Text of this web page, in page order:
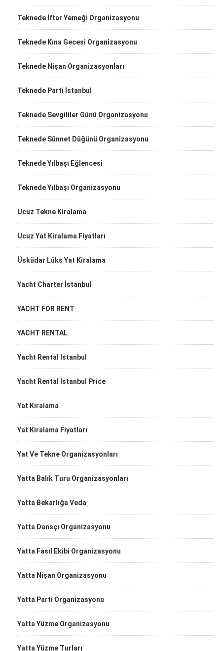
Teknede İftar Yemeği Organizasyonu
Teknede Kına Gecesi Organizasyonu
Teknede Nişan Organizasyonları
Teknede Parti İstanbul
Teknede Sevgililer Günü Organizasyonu
Teknede Sünnet Düğünü Organizasyonu
Teknede Yılbaşı Eğlencesi
Teknede Yılbaşı Organizasyonu
Ucuz Tekne Kiralama
Ucuz Yat Kiralama Fiyatları
Üsküdar Lüks Yat Kiralama
Yacht Charter İstanbul
YACHT FOR RENT
YACHT RENTAL
Yacht Rental Istanbul
Yacht Rental İstanbul Price
Yat Kiralama
Yat Kiralama Fiyatları
Yat Ve Tekne Organizasyonları
Yatta Balık Turu Organizasyonları
Yatta Bekarlığa Veda
Yatta Dansçı Organizasyonu
Yatta Fasıl Ekibi Organizasyonu
Yatta Nişan Organizasyonu
Yatta Parti Organizasyonu
Yatta Yüzme Organizasyonu
Yatta Yüzme Turları